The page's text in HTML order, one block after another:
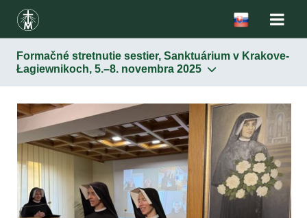
Formačné stretnutie sestier, Sanktuárium v Krakove-
Łagiewnikoch, 5.–8. novembra 2025